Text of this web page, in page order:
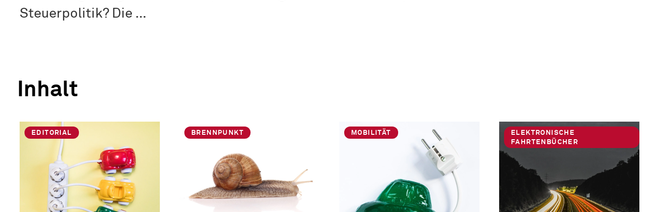
Steuerpolitik? Die …
Inhalt
EDITORIAL BRENNPUNKT MOBILITÄT
ELEKTRONISCHE
FAHRTENBÜCHER